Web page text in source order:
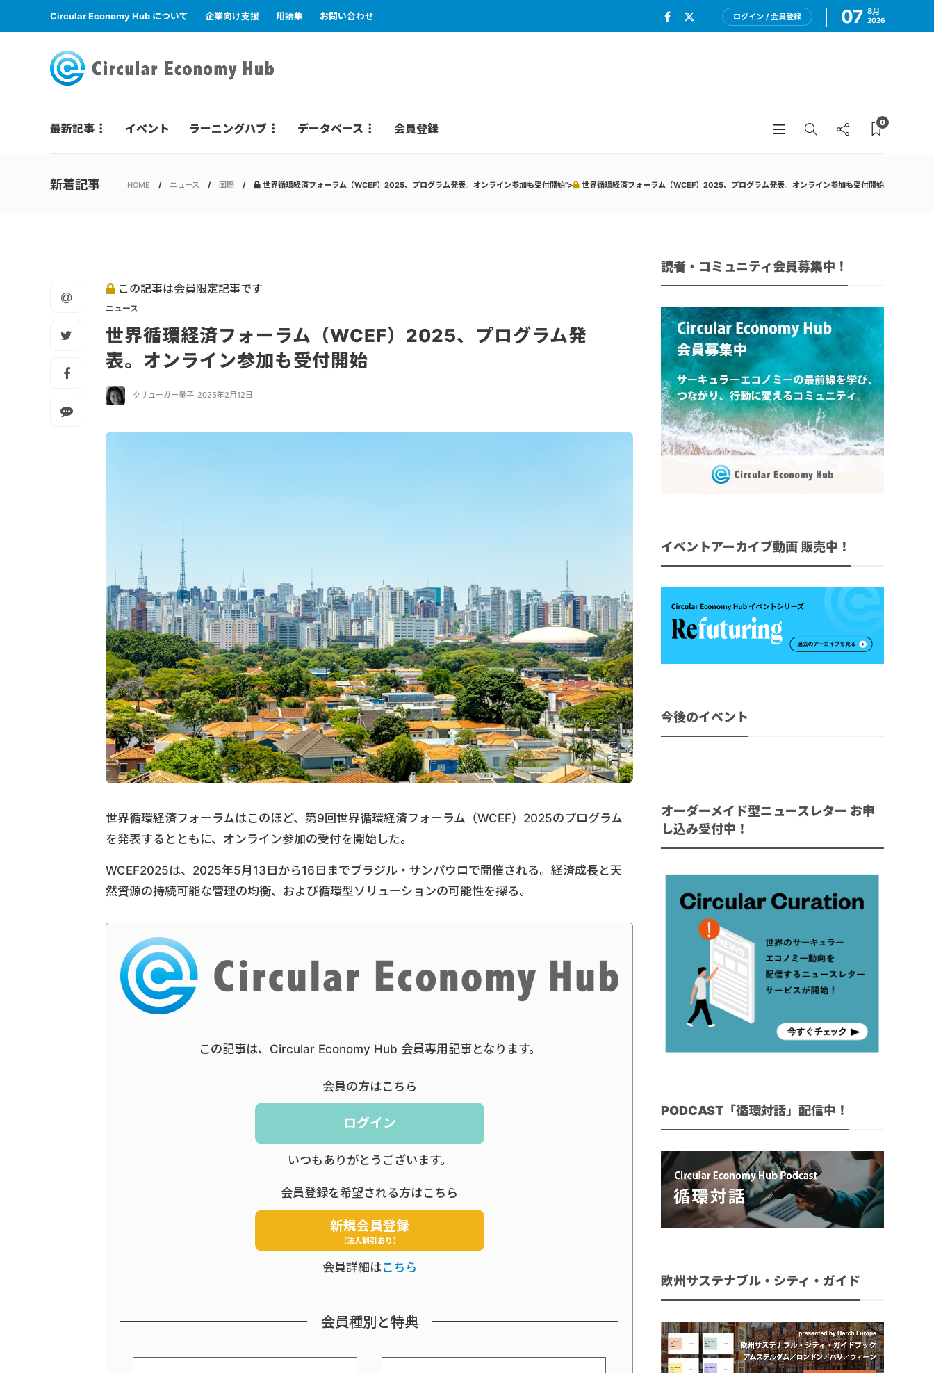
Circular Economy Hub について 企業向け支援 用語集 お問い合わせ ログイン / 会員登録 07 8月
2026
最新記事 イベント ラーニングハブ データベース 会員登録 0
新着記事 HOME ニュース 国際 世界循環経済フォーラム（WCEF）2025、プログラム発表。オンライン参加も受付開始"> 世界循環経済フォーラム（WCEF）2025、プログラム発表。オンライン参加も受付開始
この記事は会員限定記事です
ニュース
世界循環経済フォーラム（WCEF）2025、プログラム発
表。オンライン参加も受付開始
クリューガー量子, 2025年2月12日
世界循環経済フォーラムはこのほど、第9回世界循環経済フォーラム（WCEF）2025のプログラム
を発表するとともに、オンライン参加の受付を開始した。
WCEF2025は、2025年5月13日から16日までブラジル・サンパウロで開催される。経済成長と天
然資源の持続可能な管理の均衡、および循環型ソリューションの可能性を探る。
この記事は、Circular Economy Hub 会員専用記事となります。
会員の方はこちら
ログイン
いつもありがとうございます。
会員登録を希望される方はこちら
新規会員登録
（法人割引あり）
会員詳細はこちら
会員種別と特典
読者・コミュニティ会員募集中！
イベントアーカイブ動画 販売中！
今後のイベント
オーダーメイド型ニュースレター お申
し込み受付中！
PODCAST「循環対話」配信中！
欧州サステナブル・シティ・ガイド